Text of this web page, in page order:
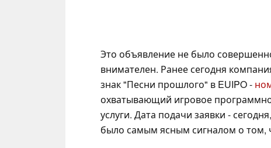
Это объявление не было
внимателен. Ранее сегодня
знак "Песни прошлого" в EUIPO -
охватывающий игровое
услуги. Дата подачи заявки -
было самым ясным сигналом о том,